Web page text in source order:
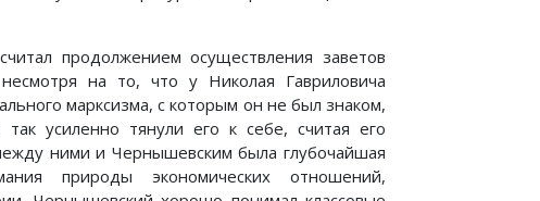
продолжением осуществления заветов
на то, что у Николая Гавриловича
марксизма, с которым он не был знаком,
усиленно тянули его к себе, считая его
ними и Чернышевским была глубочайшая
природы экономических отношений,